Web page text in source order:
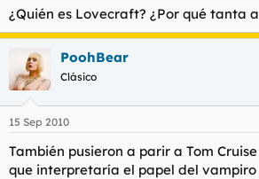
¿Quién es Lovecraft? ¿Por qué tanta
PoohBear
Clásico
15 Sep 2010
También pusieron a parir a Tom
que interpretaría el papel del